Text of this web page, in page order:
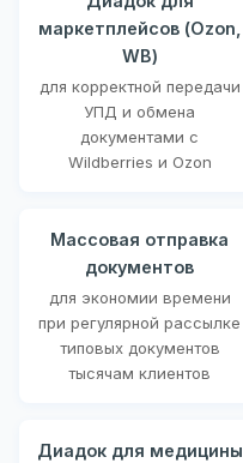
маркетплейсов (Ozon,
WB)
для корректной передачи
УПД и обмена
документами с
Wildberries и Ozon
Массовая отправка
документов
для экономии времени
при регулярной рассылке
типовых документов
тысячам клиентов
Диадок для медицины